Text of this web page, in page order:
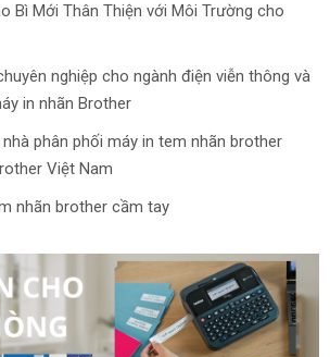
Bì Mới Thân Thiện với Môi Trường cho
nghiệp cho ngành điện viễn thông và
in nhãn Brother
phân phối máy in tem nhãn brother
Việt Nam
nhãn brother cầm tay